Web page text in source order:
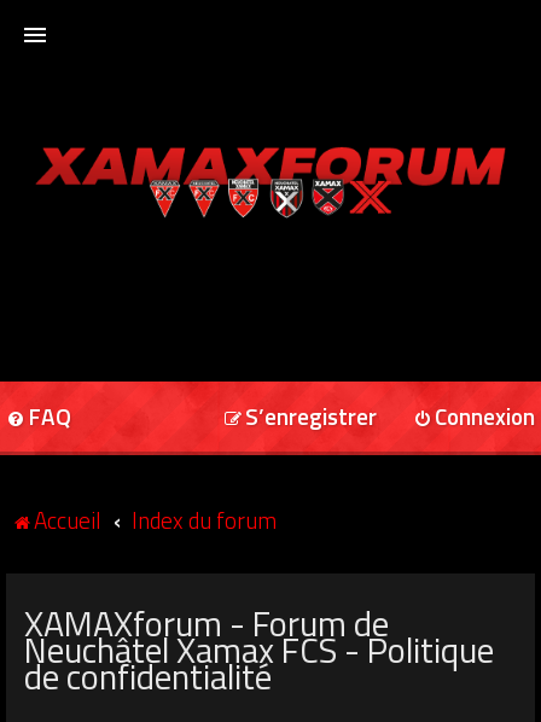
XAMAXFORUM
FAQ Connexion
S’enregistrer
Accueil Index du forum
XAMAXforum - Forum de
Neuchâtel Xamax FCS - Politique
de confidentialité